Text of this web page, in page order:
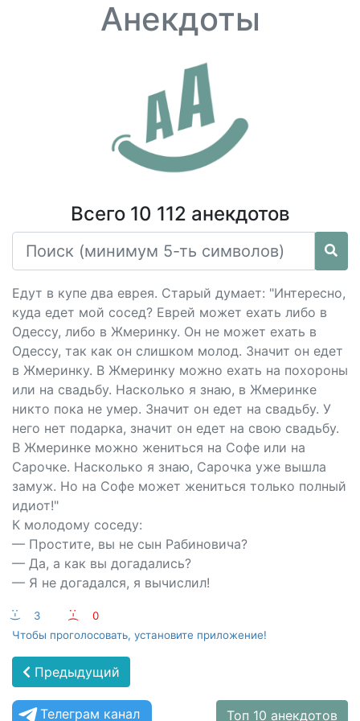
Анекдоты
Всего 10 112 анекдотов
Едут в купе два еврея. Старый думает: "Интересно,
куда едет мой сосед? Еврей может ехать либо в
Одессу, либо в Жмеринку. Он не может ехать в
Одессу, так как он слишком молод. Значит он едет
в Жмеринку. В Жмеринку можно ехать на похороны
или на свадьбу. Насколько я знаю, в Жмеринке
никто пока не умер. Значит он едет на свадьбу. У
него нет подарка, значит он едет на свою свадьбу.
В Жмеринке можно жениться на Софе или на
Сарочке. Насколько я знаю, Сарочка уже вышла
замуж. Но на Софе может жениться только полный
идиот!"
К молодому соседу:
— Простите, вы не сын Рабиновича?
— Да, а как вы догадались?
— Я не догадался, я вычислил!
:-) 3 :-(
0
Чтобы проголосовать, установите приложение!
Предыдущий
Телеграм канал Топ 10 анекдотов